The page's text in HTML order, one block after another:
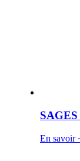
En savoir